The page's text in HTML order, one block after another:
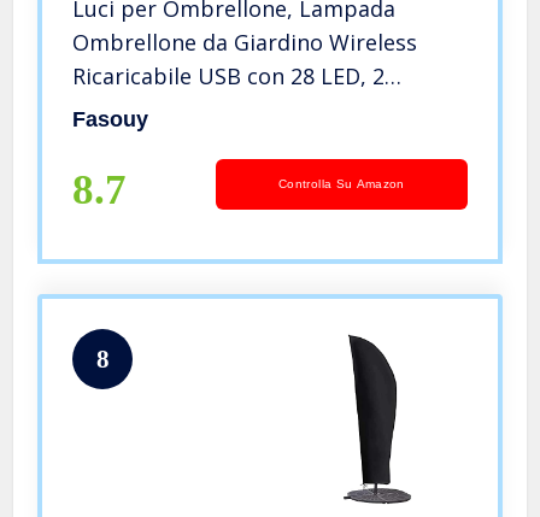
Luci per Ombrellone, Lampada
Ombrellone da Giardino Wireless
Ricaricabile USB con 28 LED, 2
Modalità di Illuminazione, Luci per
Terrazzo Balcone
Fasouy
8.7 Controlla Su Amazon
8